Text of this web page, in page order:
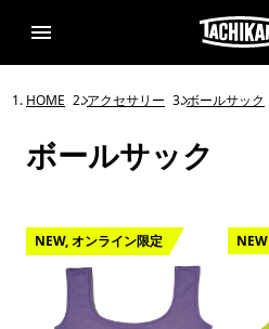
HOME アクセサリー ボールサック
ボールサック
NEW, オンライン限定 NEW